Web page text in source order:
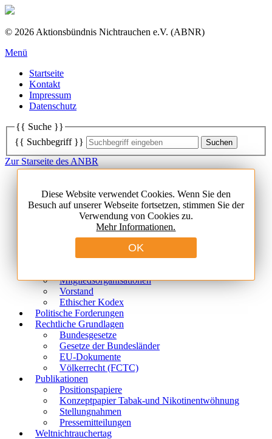
© 2026 Aktionsbündnis Nichtrauchen e.V. (ABNR)
Menü
Startseite
Kontakt
Impressum
Datenschutz
{{ Suche }}
{{ Suchbegriff }}
Zur Starseite des ANBR
Newsletter
Aus dem ABNR
News national
News international
Termine
Das Aktionsbündnis Nichtrauchen
Über uns
Mitgliedsorganisationen
Vorstand
Ethischer Kodex
Politische Forderungen
Rechtliche Grundlagen
Bundesgesetze
Gesetze der Bundesländer
EU-Dokumente
Völkerrecht (FCTC)
Publikationen
Positionspapiere
Konzeptpapier Tabak-und Nikotinentwöhnung
Stellungnahmen
Pressemitteilungen
Weltnichtrauchertag
Diese Website verwendet Cookies. Wenn Sie den
Besuch auf unserer Webseite fortsetzen, stimmen Sie der
Verwendung von Cookies zu.
Mehr Informationen.